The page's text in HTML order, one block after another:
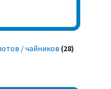
/ чайников (28)